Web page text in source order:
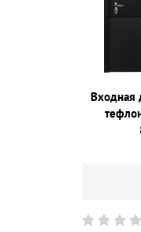
Входная